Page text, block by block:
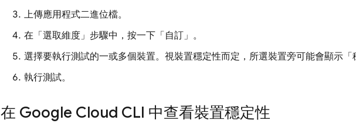
上傳應用程式二進位檔。
在「選取維度」步驟中，按一下「自訂」 。
選擇要執行測試的一或多個裝置。視裝置穩定性而定，所選裝置旁可能會顯示「
執行測試。
在 Google Cloud CLI 中查看裝置穩定性